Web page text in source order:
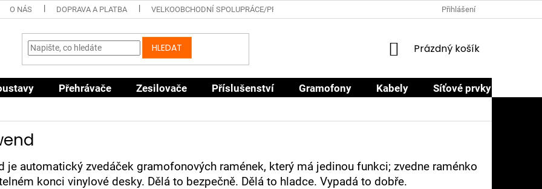
O NÁS DOPRAVA A PLATBA VELKOOBCHODNÍ SPOLUPRÁCE/PRODEJCI OBCHODNÍ PODMÍNKY
Přihlášení
HLEDAT
NÁKUPNÍ
Prázdný košík
Přehrávače Zesilovače Příslušenství Gramofony Kabely Síťové prvky
je automatický zvedáček gramofonových ramének, který má jedinou funkci; zvedne raménko
konci vinylové desky. Dělá to bezpečně. Dělá to hladce. Vypadá to dobře.